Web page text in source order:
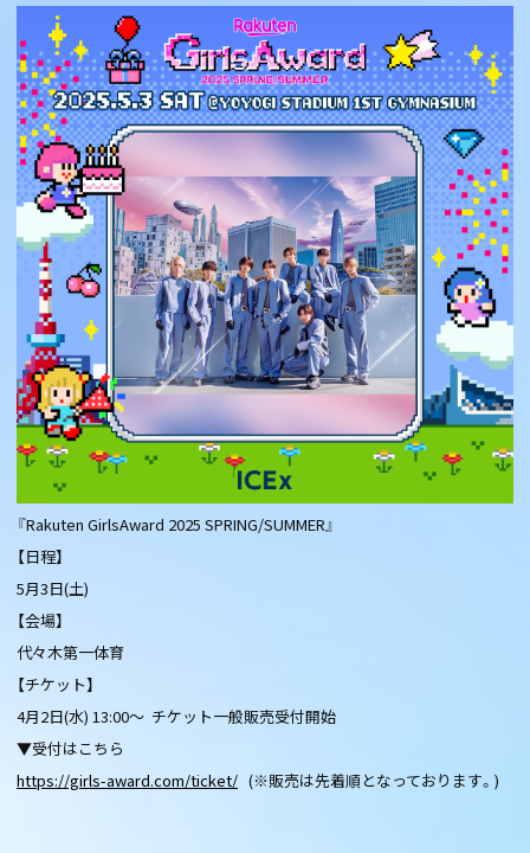
『Rakuten GirlsAward 2025 SPRING/SUMMER』
【日程】
5月3日(土)
【会場】
代々木第一体育
【チケット】
4月2日(水) 13:00〜 チケット一般販売受付開始
▼受付はこちら
https://girls-award.com/ticket/ (※販売は先着順となっております。)